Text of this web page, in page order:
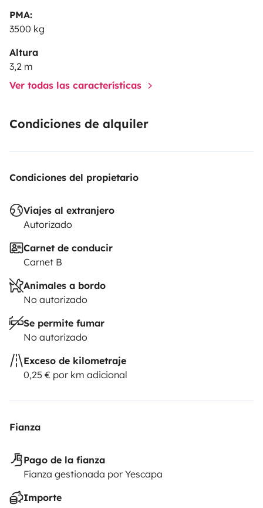
PMA:
3500 kg
Altura
3,2 m
Ver todas las características
Condiciones de alquiler
Condiciones del propietario
Viajes al extranjero
Autorizado
Carnet de conducir
Carnet B
Animales a bordo
No autorizado
Se permite fumar
No autorizado
Exceso de kilometraje
0,25 € por km adicional
Fianza
Pago de la fianza
Fianza gestionada por Yescapa
Importe